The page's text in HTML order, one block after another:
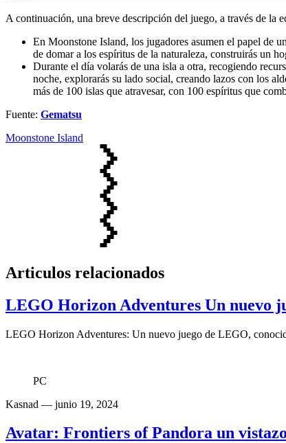
A continuación, una breve descripción del juego, a través de la
En Moonstone Island, los jugadores asumen el papel de
de domar a los espíritus de la naturaleza, construirás un
Durante el día volarás de una isla a otra, recogiendo
noche, explorarás su lado social, creando lazos con los
más de 100 islas que atravesar, con 100 espíritus que
Fuente: Gematsu
Moonstone Island
Articulos relacionados
LEGO Horizon Adventures Un nuevo
LEGO Horizon Adventures: Un nuevo juego de LEGO,
PC
Kasnad — junio 19, 2024
Avatar: Frontiers of Pandora un